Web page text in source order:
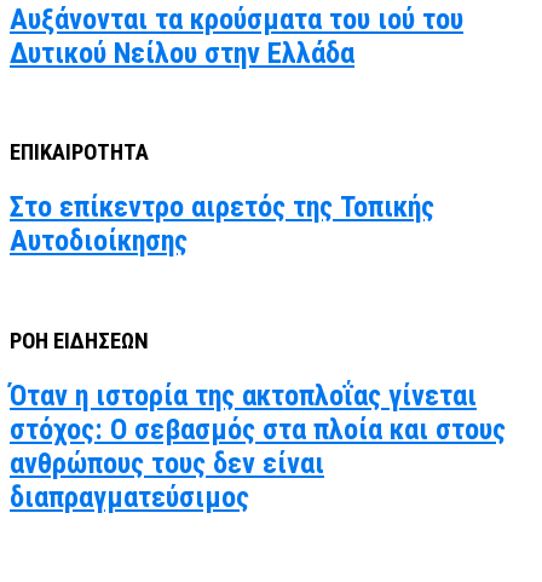
Αυξάνονται τα κρούσματα του ιού του
Δυτικού Νείλου στην Ελλάδα
ΕΠΙΚΑΙΡΟΤΗΤΑ
Στο επίκεντρο αιρετός της Τοπικής
Αυτοδιοίκησης
ΡΟΗ ΕΙΔΗΣΕΩΝ
Όταν η ιστορία της ακτοπλοΐας γίνεται
στόχος: Ο σεβασμός στα πλοία και στους
ανθρώπους τους δεν είναι
διαπραγματεύσιμος